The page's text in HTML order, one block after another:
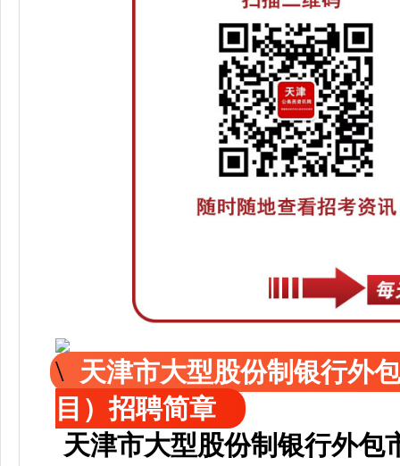
天津市大型股份制银行外
目）招聘简章
天津市大型股份制银行外包